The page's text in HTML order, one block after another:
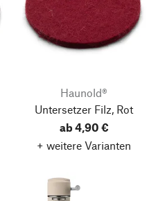
Haunold®
Untersetzer Filz, Rot
ab 4,90 €
+ weitere Varianten